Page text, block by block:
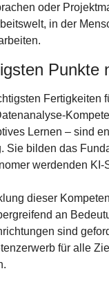
oder
in der
Punkte
Fertigkeiten
Lernen – sind
Sie bilden das
werdenden KI-
dieser
an
sind
für alle